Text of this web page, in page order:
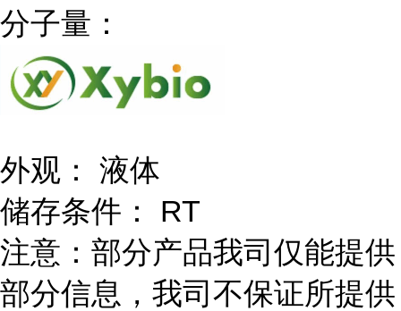
分子量：
外观： 液体
储存条件： RT
注意：部分产品我司仅能提供
部分信息，我司不保证所提供